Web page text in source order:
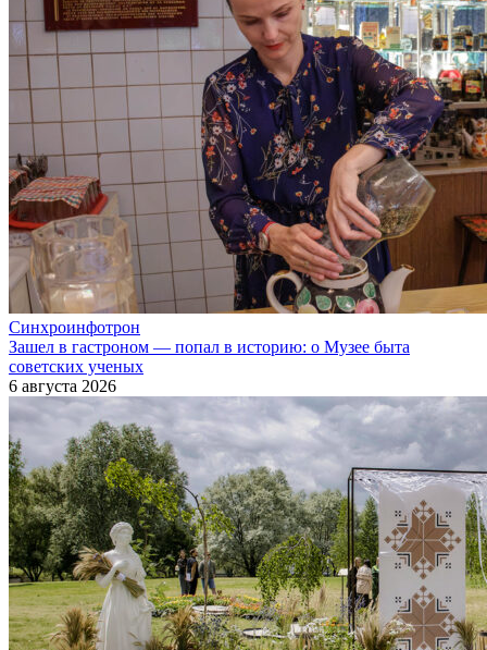
Синхроинфотрон
Зашел в гастроном — попал в историю: о Музее быта
советских ученых
6 августа 2026